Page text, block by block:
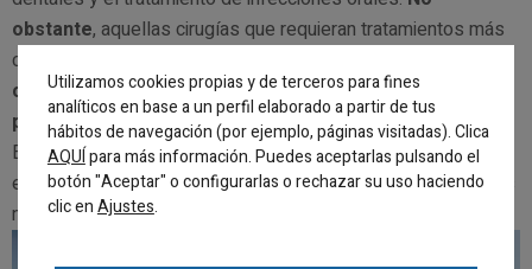
obstante, aquellas cirugías que requieran tratamientos más
complejos para
congénitas y el cráneo, deben ser realizadas por
profesionales en cirugía maxilofacial.
En Clínica Santisteban contamos con expertos en ambas
especialidades para ofrecerte el mejor tratamiento según tus
necesidades y preferencias.
Utilizamos cookies propias y de terceros para fines
analíticos en base a un perfil elaborado a partir de tus
hábitos de navegación (por ejemplo, páginas visitadas). Clica
AQUÍpara más información. Puedes aceptarlas pulsando el
botón "Aceptar" o configurarlas o rechazar su uso haciendo
clic enAjustes.